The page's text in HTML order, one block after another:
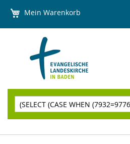
Mein Warenkorb
zum